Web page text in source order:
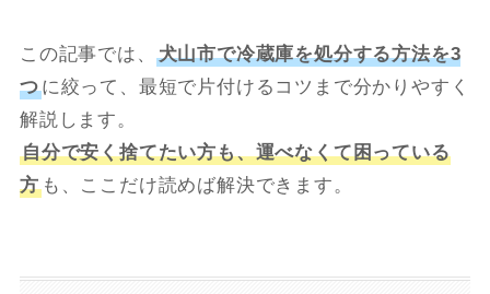
この記事では、
犬山市で冷蔵庫を処分する方法を3
つに絞って、最短で片付けるコツまで分かりやすく
解説します。
自分で安く捨てたい方も、運べなくて困っている
方も、ここだけ読めば解決できます。